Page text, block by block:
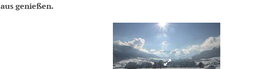
genießen.